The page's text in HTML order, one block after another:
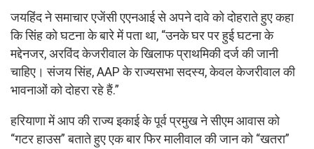
जयहिंद ने समाचार एजेंसी एएनआई से अपने दावे को दोहराते हुए कहा
कि सिंह को घटना के बारे में पता था, “उनके घर पर हुई घटना के
मद्देनजर, अरविंद केजरीवाल के खिलाफ प्राथमिकी दर्ज की जानी
चाहिए। संजय सिंह, AAP के राज्यसभा सदस्य, केवल केजरीवाल की
भावनाओं को दोहरा रहे हैं.”
हरियाणा में आप की राज्य इकाई के पूर्व प्रमुख ने सीएम आवास को
“गटर हाउस” बताते हुए एक बार फिर मालीवाल की जान को “खतरा”